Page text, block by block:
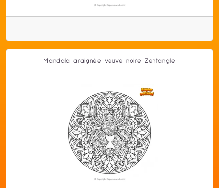
Mandala araignée veuve noire Zentangle